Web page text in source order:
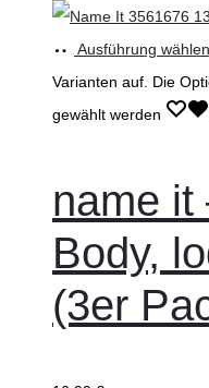
Ausführung wählen
Varianten auf. Die
gewählt werden
name it
Body,
(3er